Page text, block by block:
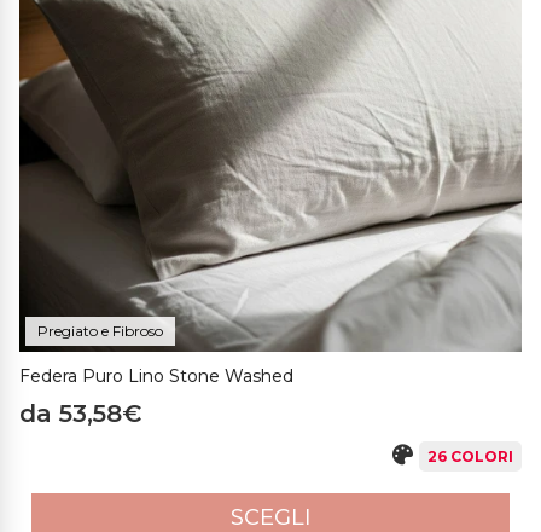
Pregiato e Fibroso
Federa Puro Lino Stone Washed
da 53,58€
26 COLORI
SCEGLI